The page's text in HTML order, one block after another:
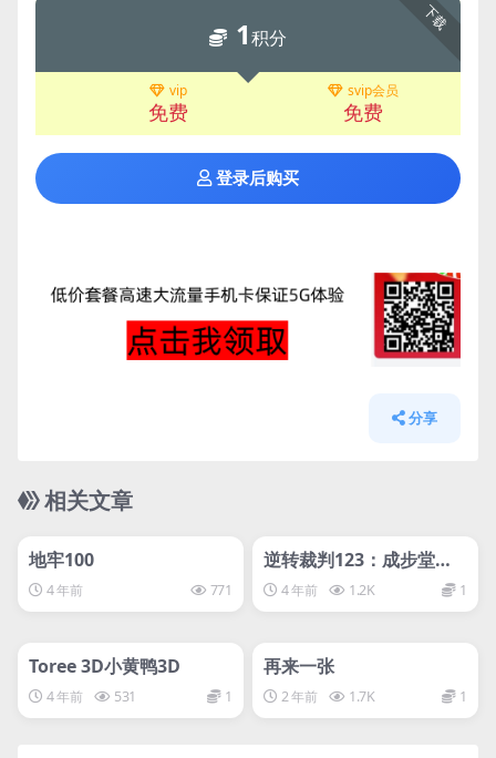
下载
1积分
vip
免费
svip会员
免费
登录后购买
分享
相关文章
地牢100
4 年前 771
svip专属
逆转裁判123：成步堂精
选集/Phoenix Wright：
Ace Attorney Trilogy
4 年前 1.2K 1
Toree 3D小黄鸭3D
4 年前 531 1
再来一张
2 年前 1.7K 1